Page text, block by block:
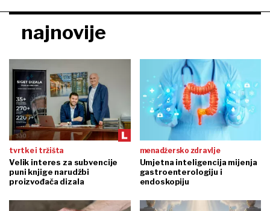
najnovije
tvrtke i tržišta
Velik interes za subvencije
puni knjige narudžbi
proizvođača dizala
menadžersko zdravlje
Umjetna inteligencija mijenja
gastroenterologiju i
endoskopiju